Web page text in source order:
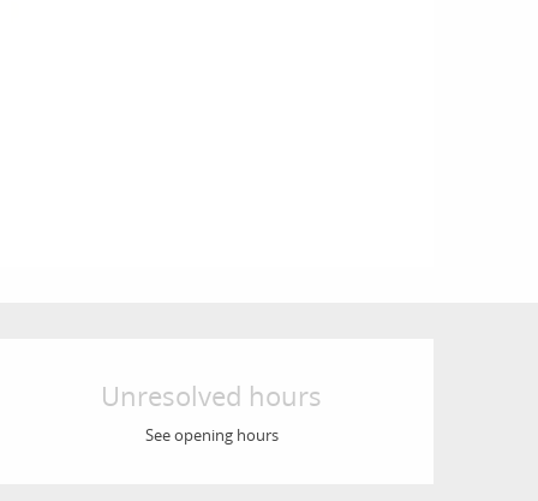
Opening hours &
Unresolved hours
See opening hours